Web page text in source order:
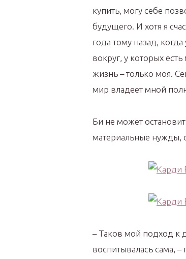
купить, могу себе
будущего. И хотя я
года тому назад,
вокруг, у которых
жизнь – только моя.
мир владеет мной
Би не может
материальные нужды,
– Таков мой подход к
воспитывалась сама, –